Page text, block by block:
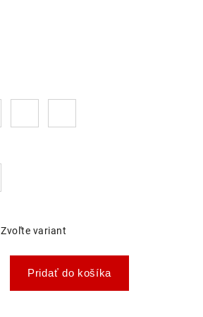
Zvoľte variant
Pridať do košíka